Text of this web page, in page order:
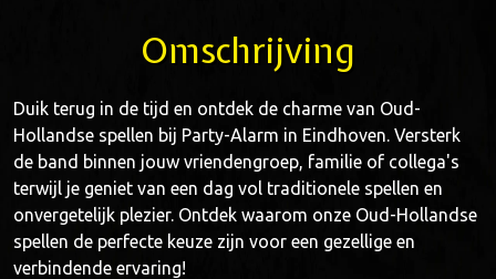
Omschrijving
Duik terug in de tijd en ontdek de charme van Oud-
Hollandse spellen bij Party-Alarm in Eindhoven. Versterk
de band binnen jouw vriendengroep, familie of collega's
terwijl je geniet van een dag vol traditionele spellen en
onvergetelijk plezier. Ontdek waarom onze Oud-Hollandse
spellen de perfecte keuze zijn voor een gezellige en
verbindende ervaring!